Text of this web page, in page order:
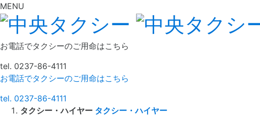
MENU
お電話でタクシーのご用命はこちら
tel. 0237-86-4111
お電話でタクシーのご用命はこちら
tel. 0237-86-4111
タクシー・ハイヤー タクシー・ハイヤー